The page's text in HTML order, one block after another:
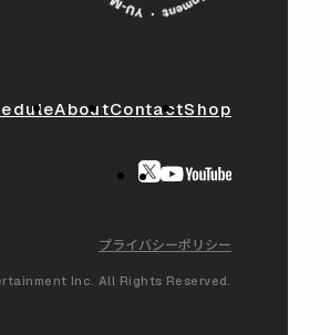
AboutContactShop
プライバシーポリシー
Inc. All Rights Reserved.